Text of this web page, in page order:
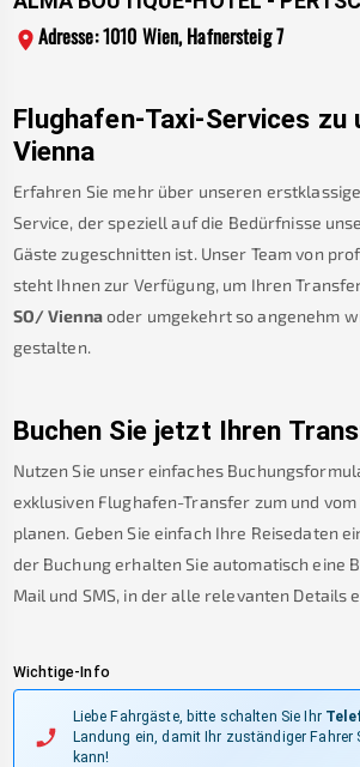
Adresse: 1010 Wien, Hafnersteig 7
Flughafen-Taxi-Services zu
Vienna
Erfahren Sie mehr über unseren
Service, der speziell auf die Bedürfnisse
Gäste zugeschnitten ist. Unser Team von
steht Ihnen zur Verfügung, um Ihren
SO/ Viennaoder umgekehrt so angenehm
gestalten.
Buchen Sie jetzt Ihren
Nutzen Sie unser einfaches
exklusiven Flughafen-Transfer zum und vom
planen. Geben Sie einfach Ihre Reisedaten
der Buchung erhalten Sie automatisch eine
Mail und SMS, in der alle relevanten Details
Wichtige-Info
Liebe Fahrgäste, bitte schalten Sie Ihr
Landung ein, damit Ihr zuständiger Fahrer
kann!